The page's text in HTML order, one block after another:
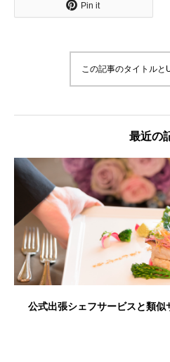
Pin it
この記事のタイトルと
最近の
公式出張シェフサービスと類似